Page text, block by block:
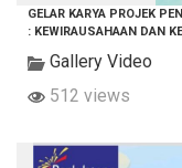
GELAR KARYA PROJEK
: KEWIRAUSAHAAN DAN
Gallery Video
512 views